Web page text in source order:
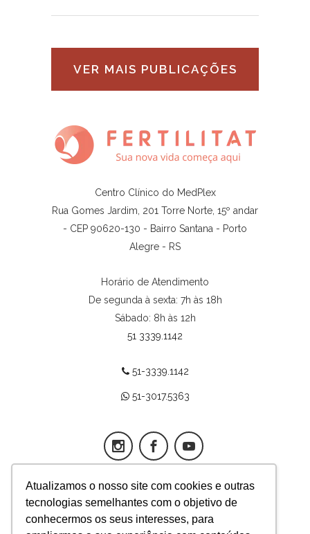
Atualizamos o nosso site com cookies e outras
tecnologias semelhantes com o objetivo de
conhecermos os seus interesses, para
VER MAIS PUBLICAÇÕES
Centro Clínico do MedPlex
Rua Gomes Jardim, 201 Torre Norte, 15º andar
- CEP 90620-130 - Bairro Santana - Porto
Alegre - RS
Horário de Atendimento
De segunda à sexta: 7h às 18h
Sábado: 8h às 12h
51 3339.1142
51-3339.1142
51-3017.5363
App Fertilitat